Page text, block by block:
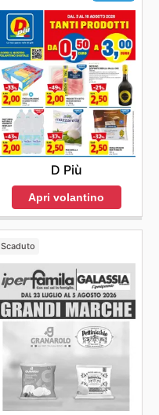
D Più
Apri volantino
Scaduto